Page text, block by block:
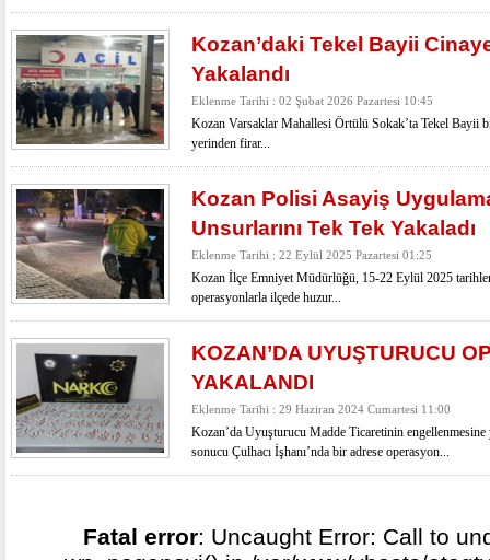
Kozan’daki Tekel Bayii
Yakalandı
Eklenme Tarihi : 02 Şubat 2026 Pazartesi 10:45
Kozan Varsaklar Mahallesi Örtülü Sokak’ta Tekel Bayii
yerinden firar...
Kozan Polisi Asayiş
Unsurlarını Tek Tek Yakaladı
Eklenme Tarihi : 22 Eylül 2025 Pazartesi 01:25
Kozan İlçe Emniyet Müdürlüğü, 15-22 Eylül 2025
operasyonlarla ilçede huzur...
KOZAN’DA UYUŞTURUCU
YAKALANDI
Eklenme Tarihi : 29 Haziran 2024 Cumartesi 11:00
Kozan’da Uyuşturucu Madde Ticaretinin
sonucu Çulhacı İşhanı’nda bir adrese operasyon...
Fatal error: Uncaught Error: Call to